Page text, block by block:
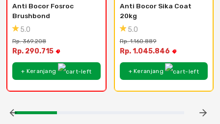
Anti Bocor Fosroc
Brushbond
5.0
Rp. 369.208
Rp. 290.715
+ Keranjang
Anti Bocor Sika Coat
20kg
5.0
Rp. 1.160.889
Rp. 1.045.846
+ Keranjang